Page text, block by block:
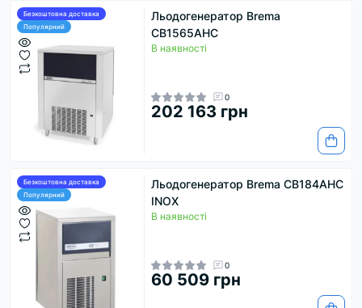
Безкоштовна доставка
Популярний
Льодогенератор Brema
CB1565AHC
В наявності
0
202 163 грн
Безкоштовна доставка
Популярний
Льодогенератор Brema CB184AHC
INOX
В наявності
0
60 509 грн